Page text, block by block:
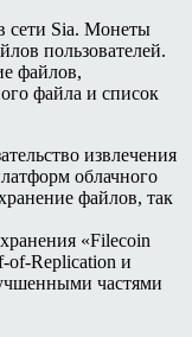
сети Sia. Монеты
пользователей.
файлов,
файла и список
извлечения
облачного
файлов, так
«Filecoin
of-Replication и
частями